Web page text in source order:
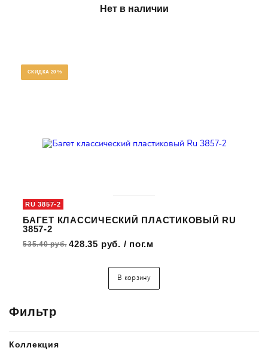
Фильтр
Коллекция
Нет в наличии
СКИДКА 20 %
RU 3857-2
БАГЕТ КЛАССИЧЕСКИЙ ПЛАСТИКОВЫЙ RU
3857-2
535.40 руб. 428.35 руб. / пог.м
В корзину